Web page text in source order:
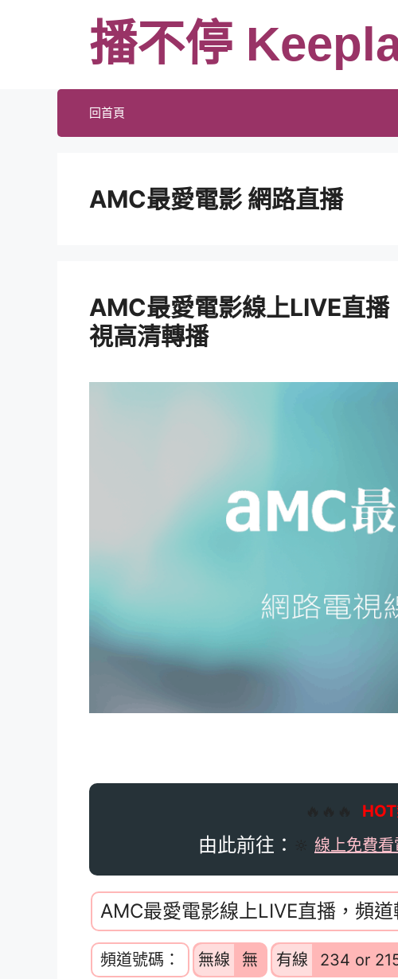
播不停
回首頁
AMC最愛電影 網路直播
AMC最愛電影線上LIVE直
視高清轉播
由此前往： 線上免費
AMC最愛電影線上LIVE直播，頻
頻道號碼： 無線 無 有線 234 or